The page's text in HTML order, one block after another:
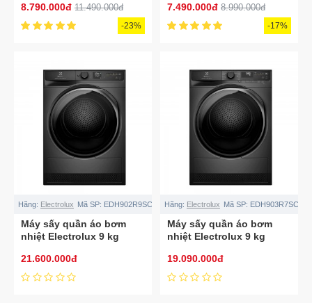
8.790.000đ 11.490.000đ
-23%
7.490.000đ 8.990.000đ
-17%
Hãng: Electrolux Mã SP: EDH902R9SC
Máy sấy quần áo bơm
nhiệt Electrolux 9 kg
21.600.000đ
Hãng: Electrolux Mã SP: EDH903R7SC
Máy sấy quần áo bơm
nhiệt Electrolux 9 kg
19.090.000đ